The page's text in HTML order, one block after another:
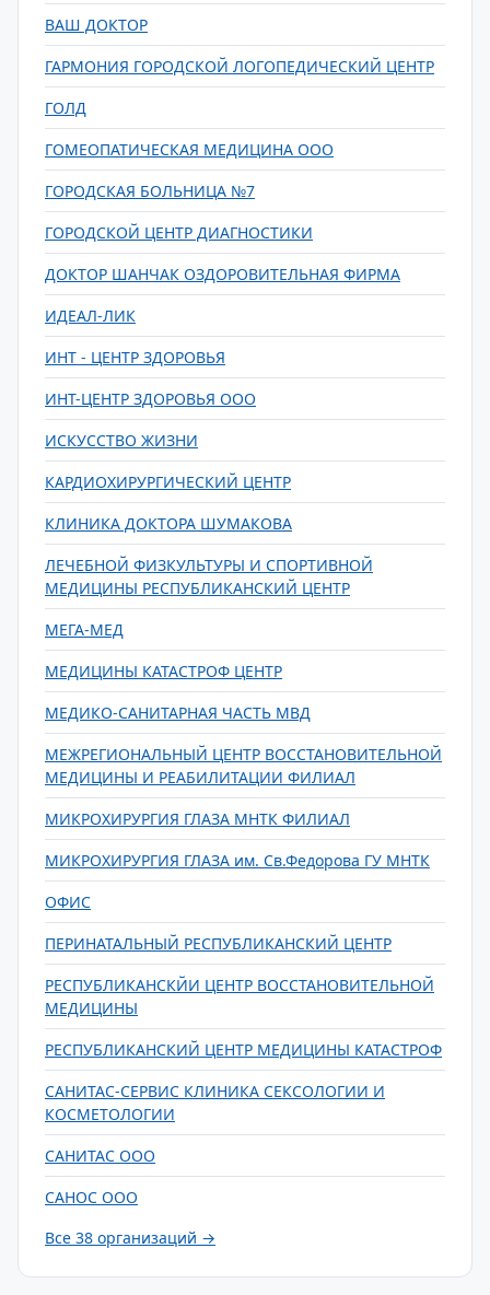
ВАШ ДОКТОР
ГАРМОНИЯ ГОРОДСКОЙ ЛОГОПЕДИЧЕСКИЙ ЦЕНТР
ГОЛД
ГОМЕОПАТИЧЕСКАЯ МЕДИЦИНА ООО
ГОРОДСКАЯ БОЛЬНИЦА №7
ГОРОДСКОЙ ЦЕНТР ДИАГНОСТИКИ
ДОКТОР ШАНЧАК ОЗДОРОВИТЕЛЬНАЯ ФИРМА
ИДЕАЛ-ЛИК
ИНТ - ЦЕНТР ЗДОРОВЬЯ
ИНТ-ЦЕНТР ЗДОРОВЬЯ ООО
ИСКУССТВО ЖИЗНИ
КАРДИОХИРУРГИЧЕСКИЙ ЦЕНТР
КЛИНИКА ДОКТОРА ШУМАКОВА
ЛЕЧЕБНОЙ ФИЗКУЛЬТУРЫ И СПОРТИВНОЙ
МЕДИЦИНЫ РЕСПУБЛИКАНСКИЙ ЦЕНТР
МЕГА-МЕД
МЕДИЦИНЫ КАТАСТРОФ ЦЕНТР
МЕДИКО-САНИТАРНАЯ ЧАСТЬ МВД
МЕЖРЕГИОНАЛЬНЫЙ ЦЕНТР ВОССТАНОВИТЕЛЬНОЙ
МЕДИЦИНЫ И РЕАБИЛИТАЦИИ ФИЛИАЛ
МИКРОХИРУРГИЯ ГЛАЗА МНТК ФИЛИАЛ
МИКРОХИРУРГИЯ ГЛАЗА им. Св.Федорова ГУ МНТК
ОФИС
ПЕРИНАТАЛЬНЫЙ РЕСПУБЛИКАНСКИЙ ЦЕНТР
РЕСПУБЛИКАНСКЙИ ЦЕНТР ВОССТАНОВИТЕЛЬНОЙ
МЕДИЦИНЫ
РЕСПУБЛИКАНСКИЙ ЦЕНТР МЕДИЦИНЫ КАТАСТРОФ
САНИТАС-СЕРВИС КЛИНИКА СЕКСОЛОГИИ И
КОСМЕТОЛОГИИ
САНИТАС ООО
САНОС ООО
Все 38 организаций →